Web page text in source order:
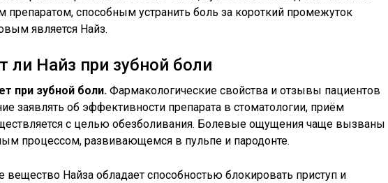
способным устранить боль за короткий промежуток
является Найз.
ли Найз при зубной боли
при зубной боли. Фармакологические свойства и отзывы пациентов
заявлять об эффективности препарата в стоматологии, приём
с целью обезболивания. Болевые ощущения чаще вызваны
процессом, развивающемся в пульпе и пародонте.
Найза обладает способностью блокировать приступ и